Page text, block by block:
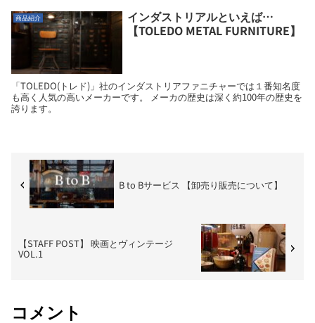
商品紹介
インダストリアルといえば…
【TOLEDO METAL FURNITURE】
「TOLEDO(トレド)」社のインダストリアファニチャーでは１番知名度
も高く人気の高いメーカーです。 メーカの歴史は深く約100年の歴史を
誇ります。
B to Bサービス 【卸売り販売について】
【STAFF POST】 映画とヴィンテージ
VOL.1
コメント